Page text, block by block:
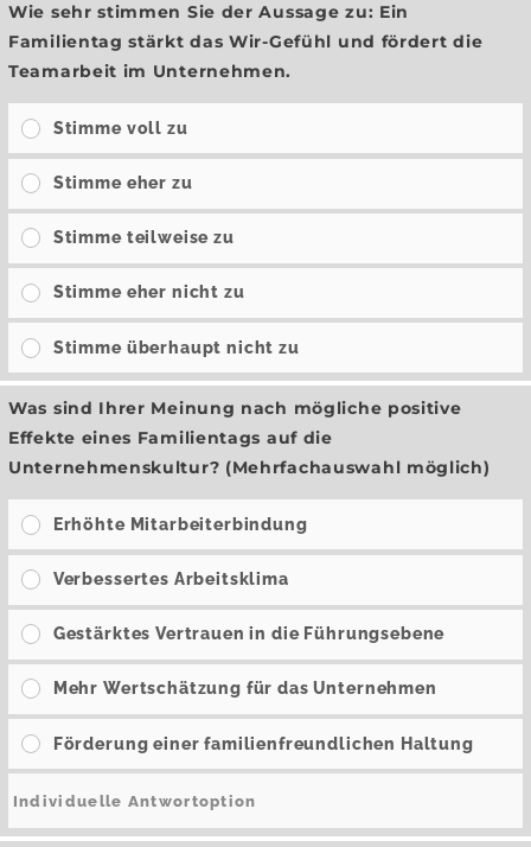
Wie sehr stimmen Sie der Aussage zu: Ein
Familientag stärkt das Wir-Gefühl und fördert die
Teamarbeit im Unternehmen.
Stimme voll zu
Stimme eher zu
Stimme teilweise zu
Stimme eher nicht zu
Stimme überhaupt nicht zu
Was sind Ihrer Meinung nach mögliche positive
Effekte eines Familientags auf die
Unternehmenskultur? (Mehrfachauswahl möglich)
Erhöhte Mitarbeiterbindung
Verbessertes Arbeitsklima
Gestärktes Vertrauen in die Führungsebene
Mehr Wertschätzung für das Unternehmen
Förderung einer familienfreundlichen Haltung